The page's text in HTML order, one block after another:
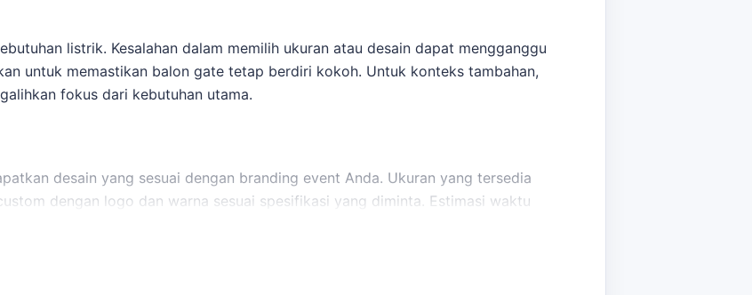
listrik. Kesalahan dalam memilih ukuran atau desain dapat mengganggu
untuk memastikan balon gate tetap berdiri kokoh. Untuk konteks tambahan,
fokus dari kebutuhan utama.
desain yang sesuai dengan branding event Anda. Ukuran yang tersedia
dengan logo dan warna sesuai spesifikasi yang diminta. Estimasi waktu
pembanding internal,